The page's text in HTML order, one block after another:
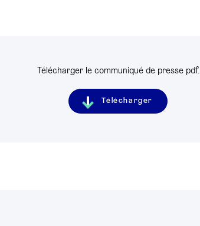
Télécharger le communiqué de presse pdf.
Télécharger